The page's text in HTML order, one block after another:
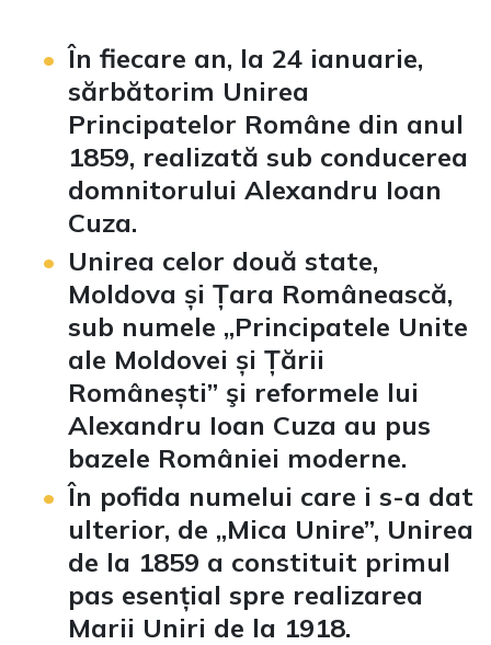
În fiecare an, la 24 ianuarie,
sărbătorim Unirea
Principatelor Române din anul
1859, realizată sub conducerea
domnitorului Alexandru Ioan
Cuza.
Unirea celor două state,
Moldova și Țara Românească,
sub numele „Principatele Unite
ale Moldovei și Țării
Românești” şi reformele lui
Alexandru Ioan Cuza au pus
bazele României moderne.
În pofida numelui care i s-a dat
ulterior, de „Mica Unire”, Unirea
de la 1859 a constituit primul
pas esențial spre realizarea
Marii Uniri de la 1918.